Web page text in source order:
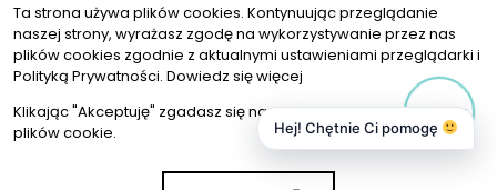
Ta strona używa plików cookies. Kontynuując przeglądanie
naszej strony, wyrażasz zgodę na wykorzystywanie przez nas
plików cookies zgodnie z aktualnymi ustawieniami przeglądarki i
Polityką Prywatności. Dowiedz się więcej
Klikając "Akceptuję" zgadasz się na wykorzystywanie przez nas
plików cookie.
Hej! Chętnie Ci pomogę